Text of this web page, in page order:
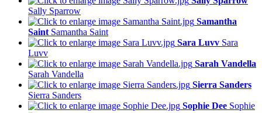
Sally Sparrow
Samantha
Saint Samantha Saint
Sara Luvv Sara
Luvv
Sarah Vandella
Sarah Vandella
Sierra Sanders
Sierra Sanders
Sophie Dee Sophie